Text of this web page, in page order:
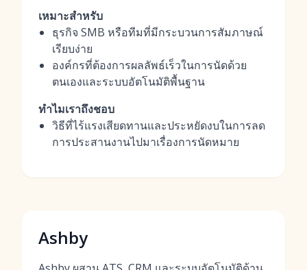
เหมาะสำหรับ
ธุรกิจ SMB หรือทีมที่มีกระบวนการสัมภาษณ์
เรียบง่าย
องค์กรที่ต้องการผลลัพธ์เร็วในการนัดด้วย
ตนเองและระบบอัตโนมัติพื้นฐาน
ทำไมเราถึงชอบ
วิธีที่ไร้แรงเสียดทานและประหยัดงบในการลด
การประสานงานไปมาเรื่องการนัดหมาย
Ashby